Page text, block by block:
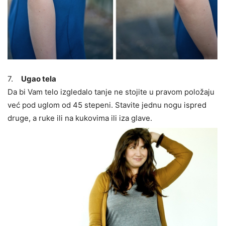
7. Ugao tela
Da bi Vam telo izgledalo tanje ne stojite u pravom položaju
već pod uglom od 45 stepeni. Stavite jednu nogu ispred
druge, a ruke ili na kukovima ili iza glave.